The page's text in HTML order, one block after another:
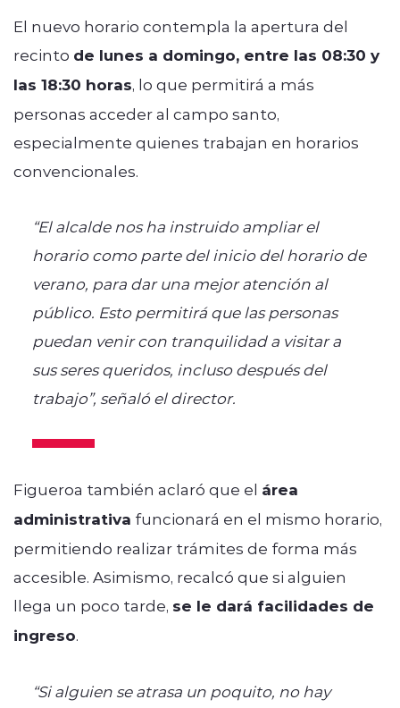
El nuevo horario contempla la apertura del
recinto de lunes a domingo, entre las 08:30 y
las 18:30 horas, lo que permitirá a más
personas acceder al campo santo,
especialmente quienes trabajan en horarios
convencionales.
“El alcalde nos ha instruido ampliar el
horario como parte del inicio del horario de
verano, para dar una mejor atención al
público. Esto permitirá que las personas
puedan venir con tranquilidad a visitar a
sus seres queridos, incluso después del
trabajo”, señaló el director.
Figueroa también aclaró que el área
administrativa funcionará en el mismo horario,
permitiendo realizar trámites de forma más
accesible. Asimismo, recalcó que si alguien
llega un poco tarde, se le dará facilidades de
ingreso.
“Si alguien se atrasa un poquito, no hay